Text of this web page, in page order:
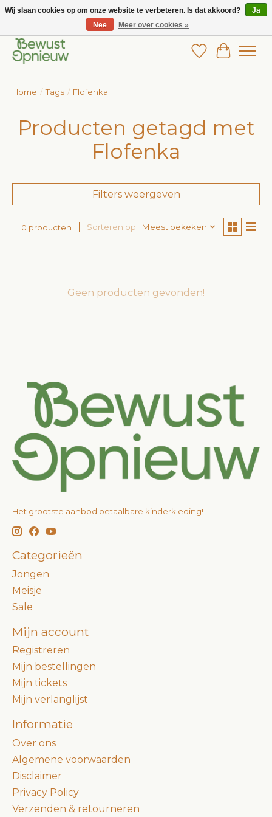
Wij bieden het grootste aanbod in betaalbare kinderkleding!
Verlanglijst
Home / Tags / Flofenka
Producten getagd met
Flofenka
Filters weergeven
0 producten Sorteren op Meest bekeken
Geen producten gevonden!
Het grootste aanbod betaalbare kinderkleding!
Categorieën
Jongen
Meisje
Sale
Mijn account
Registreren
Mijn bestellingen
Mijn tickets
Mijn verlanglijst
Informatie
Over ons
Algemene voorwaarden
Disclaimer
Privacy Policy
Verzenden & retourneren
Wij slaan cookies op om onze website te verbeteren. Is dat akkoord?
Ja
Nee
Meer over cookies »